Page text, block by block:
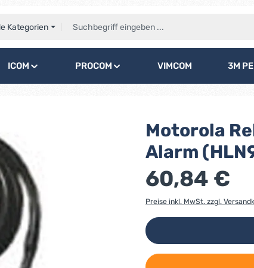
Kategorien
ICOM PROCOM VIMCOM 3M
Motorola
Alarm
60,84 €
Preise inkl. MwSt. zzgl.